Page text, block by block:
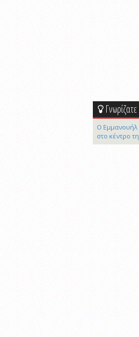
Γνωρίζατε
Ο Εμμανουήλ
στο κέντρο